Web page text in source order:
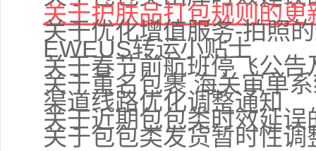
关于护肤品打包规则的更
关于优化增值服务-拍照
EWEUS转运小贴士
关于春节前航班停飞公告
关于重名包裹 海关审单
渠道线路优化调整通知
关于近期包包类时效延误
关于包包类发货暂时性调